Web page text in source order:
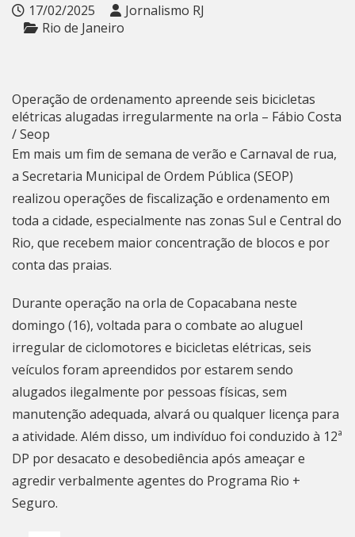
17/02/2025
Jornalismo RJ
Rio de Janeiro
Operação de ordenamento apreende seis bicicletas
elétricas alugadas irregularmente na orla – Fábio Costa
/ Seop
Em mais um fim de semana de verão e Carnaval de rua,
a Secretaria Municipal de Ordem Pública (SEOP)
realizou operações de fiscalização e ordenamento em
toda a cidade, especialmente nas zonas Sul e Central do
Rio, que recebem maior concentração de blocos e por
conta das praias.
Durante operação na orla de Copacabana neste
domingo (16), voltada para o combate ao aluguel
irregular de ciclomotores e bicicletas elétricas, seis
veículos foram apreendidos por estarem sendo
alugados ilegalmente por pessoas físicas, sem
manutenção adequada, alvará ou qualquer licença para
a atividade. Além disso, um indivíduo foi conduzido à 12ª
DP por desacato e desobediência após ameaçar e
agredir verbalmente agentes do Programa Rio +
Seguro.